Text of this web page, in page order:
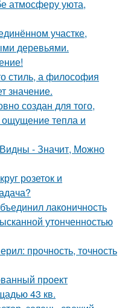
атмосферу уюта,
участке,
деревьями.
стиль, а философия
значение.
создан для того,
ощущение тепла и
- Значит, Можно
розеток и
лаконичность
утонченностью
прочность, точность
проект
43 кв.